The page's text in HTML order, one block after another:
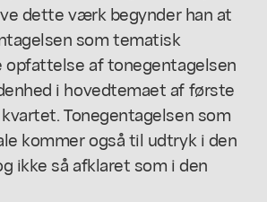
dette værk begynder han at
som tematisk
opfattelse af tonegentagelsen
i hovedtemaet af første
Tonegentagelsen som
kommer også til udtryk i den
ikke så afklaret som i den